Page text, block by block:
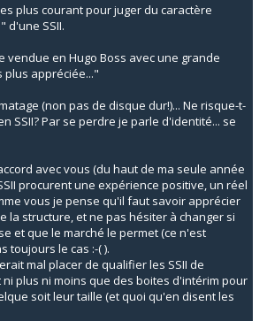
plus courant pour juger du caractère
d'une SSII.
vendue en Hugo Boss avec une grande
plus appréciée..."
(non pas de disque dur!)... Ne risque-t-
SSII? Par se perdre je parle d'identité... se
avec vous (du haut de ma seule année
procurent une expérience positive, un réel
vous je pense qu'il faut savoir apprécier
la structure, et ne pas hésiter à changer si
et que le marché le permet (ce n'est
toujours le cas :-( ).
mal placer de qualifier les SSII de
plus ni moins que des boites d'intérim pour
soit leur taille (et quoi qu'en disent les